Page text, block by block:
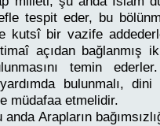
tespit eder, bu
kutsî bir vazife
açıdan bağlanmış
temin
bulunmalı, dini
müdafaa etmelidir.
anda Arapların